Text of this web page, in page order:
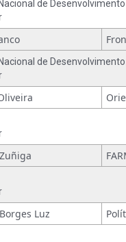
de
de
Luz